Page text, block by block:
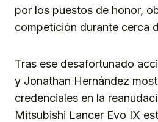
por los puestos de honor,
competición durante cerca
Tras ese desafortunado
y Jonathan Hernández
credenciales en la
Mitsubishi Lancer Evo IX